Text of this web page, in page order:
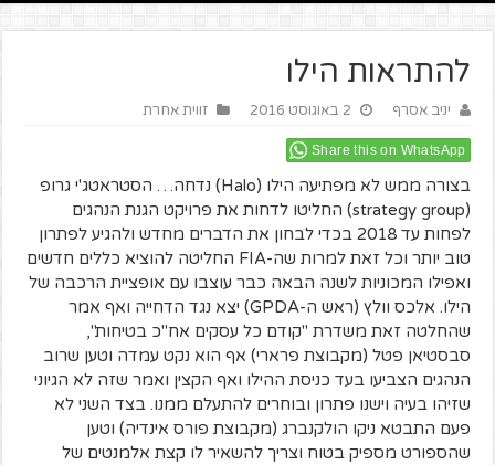
להתראות הילו
יניב אסרף 2 באוגוסט 2016 זווית אחרת
Share this on WhatsApp
בצורה ממש לא מפתיעה הילו (Halo) נדחה… הסטראטג'י גרופ
(strategy group) החליטו לדחות את פרויקט הגנת הנהגים
לפחות עד 2018 בכדי לבחון את הדברים מחדש ולהגיע לפתרון
טוב יותר וכל זאת למרות שה-FIA החליטה להוציא כללים חדשים
ואפילו המכוניות לשנה הבאה כבר עוצבו עם אופציית הרכבה של
הילו. אלכס וולץ (ראש ה-GPDA) יצא נגד הדחייה ואף אמר
שהחלטה זאת משדרת "קודם כל עסקים אח"כ בטיחות",
סבסטיאן פטל (מקבוצת פרארי) אף הוא נקט עמדה וטען שרוב
הנהגים הצביעו בעד כניסת ההילו ואף הקצין ואמר שזה לא הגיוני
שזיהו בעיה וישנו פתרון ובוחרים להתעלם ממנו. בצד השני לא
פעם התבטא ניקו הולקנברג (מקבוצת פורס אינדיה) וטען
שהספורט מספיק בטוח וצריך להשאיר לו קצת אלמנטים של